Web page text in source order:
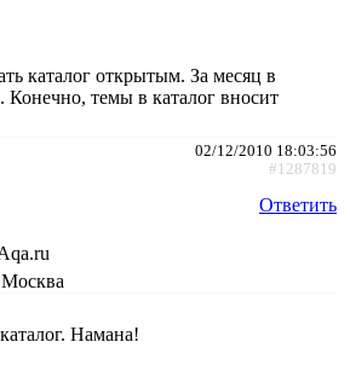
каталог открытым. За месяц в
Конечно, темы в каталог вносит
02/12/2010 18:03:56
#1287819
Ответить
Москва
Намана!